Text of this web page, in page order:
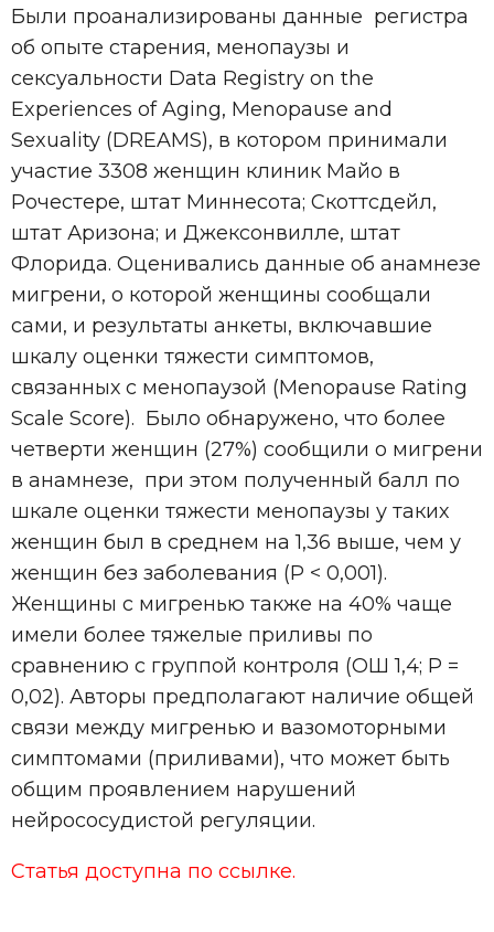
Были проанализированы данные регистра
об опыте старения, менопаузы и
сексуальности Data Registry on the
Experiences of Aging, Menopause and
Sexuality (DREAMS), в котором принимали
участие 3308 женщин клиник Майо в
Рочестере, штат Миннесота; Скоттсдейл,
штат Аризона; и Джексонвилле, штат
Флорида. Оценивались данные об анамнезе
мигрени, о которой женщины сообщали
сами, и результаты анкеты, включавшие
шкалу оценки тяжести симптомов,
связанных с менопаузой (Menopause Rating
Scale Score). Было обнаружено, что более
четверти женщин (27%) сообщили о мигрени
в анамнезе, при этом полученный балл по
шкале оценки тяжести менопаузы у таких
женщин был в среднем на 1,36 выше, чем у
женщин без заболевания (Р < 0,001).
Женщины с мигренью также на 40% чаще
имели более тяжелые приливы по
сравнению с группой контроля (ОШ 1,4; Р =
0,02). Авторы предполагают наличие общей
связи между мигренью и вазомоторными
симптомами (приливами), что может быть
общим проявлением нарушений
нейрососудистой регуляции.
Статья доступна по ссылке.